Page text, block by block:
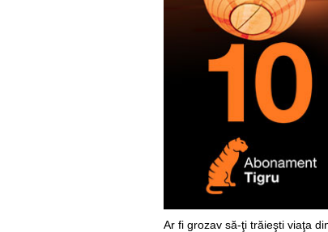
Ar fi grozav să-ţi trăieşti viaţa